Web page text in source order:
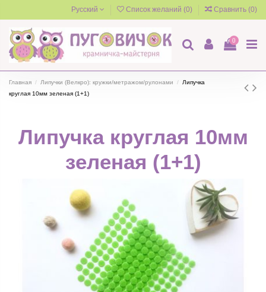
Русский Список желаний (0) Сравнить (0)
0
Главная Липучки (Велкро): кружки/метражом/рулонами
Липучка
круглая 10мм зеленая (1+1)
Липучка круглая 10мм
зеленая (1+1)